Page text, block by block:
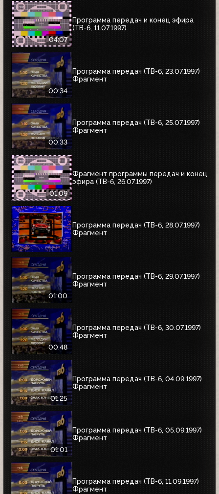
04:07
Программа передач и конец эфира
(ТВ-6, 11.07.1997)
00:34
Программа передач (ТВ-6, 23.07.1997)
Фрагмент
00:33
Программа передач (ТВ-6, 25.07.1997)
Фрагмент
01:09
Фрагмент программы передач и конец
эфира (ТВ-6, 26.07.1997)
Программа передач (ТВ-6, 28.07.1997)
Фрагмент
01:00
Программа передач (ТВ-6, 29.07.1997)
Фрагмент
00:48
Программа передач (ТВ-6, 30.07.1997)
Фрагмент
01:25
Программа передач (ТВ-6, 04.09.1997)
Фрагмент
01:01
Программа передач (ТВ-6, 05.09.1997)
Фрагмент
Программа передач (ТВ-6, 11.09.1997)
Фрагмент